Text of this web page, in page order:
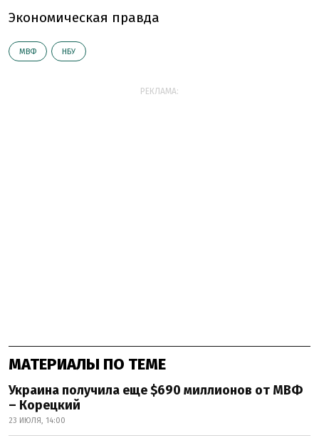
Экономическая правда
МВФ НБУ
РЕКЛАМА:
МАТЕРИАЛЫ ПО ТЕМЕ
Украина получила еще $690 миллионов от МВФ
– Корецкий
23 ИЮЛЯ, 14:00